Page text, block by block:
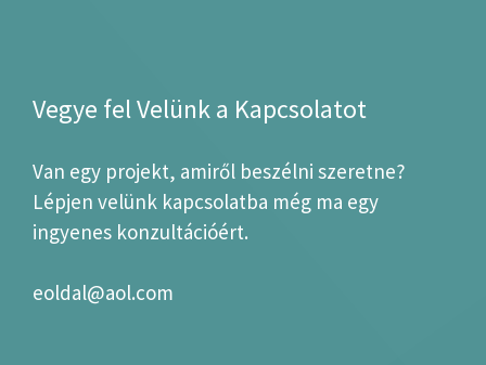
Vegye fel Velünk a Kapcsolatot
Van egy projekt, amiről beszélni szeretne?
Lépjen velünk kapcsolatba még ma egy
ingyenes konzultációért.
eoldal@aol.com